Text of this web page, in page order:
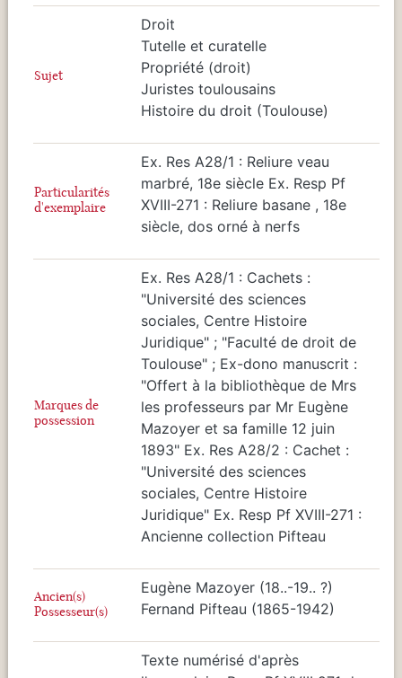
Sujet
Droit
Tutelle et curatelle
Propriété (droit)
Juristes toulousains
Histoire du droit (Toulouse)
Particularités
d'exemplaire
Ex. Res A28/1 : Reliure veau
marbré, 18e siècle Ex. Resp Pf
XVIII-271 : Reliure basane , 18e
siècle, dos orné à nerfs
Marques de
possession
Ex. Res A28/1 : Cachets :
"Université des sciences
sociales, Centre Histoire
Juridique" ; "Faculté de droit de
Toulouse" ; Ex-dono manuscrit :
"Offert à la bibliothèque de Mrs
les professeurs par Mr Eugène
Mazoyer et sa famille 12 juin
1893" Ex. Res A28/2 : Cachet :
"Université des sciences
sociales, Centre Histoire
Juridique" Ex. Resp Pf XVIII-271 :
Ancienne collection Pifteau
Ancien(s)
Possesseur(s)
Eugène Mazoyer (18..-19.. ?)
Fernand Pifteau (1865-1942)
Texte numérisé d'après